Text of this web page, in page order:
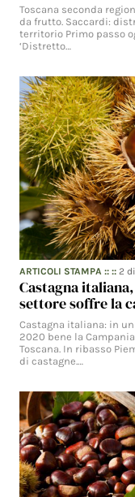
Toscana seconda
da frutto. Saccardi:
territorio Primo passo
‘Distretto…
ARTICOLI STAMPA :: ::2
Castagna
settore soffre la
Castagna italiana: in
2020 bene la
Toscana. In ribasso
di castagne.…